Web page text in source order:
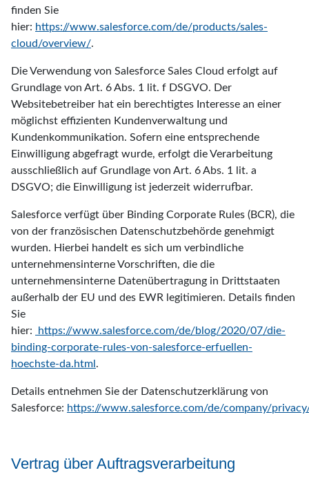
finden Sie
hier: https://www.salesforce.com/de/products/sales-
cloud/overview/.
Die Verwendung von Salesforce Sales Cloud erfolgt auf
Grundlage von Art. 6 Abs. 1 lit. f DSGVO. Der
Websitebetreiber hat ein berechtigtes Interesse an einer
möglichst effizienten Kundenverwaltung und
Kundenkommunikation. Sofern eine entsprechende
Einwilligung abgefragt wurde, erfolgt die Verarbeitung
ausschließlich auf Grundlage von Art. 6 Abs. 1 lit. a
DSGVO; die Einwilligung ist jederzeit widerrufbar.
Salesforce verfügt über Binding Corporate Rules (BCR), die
von der französischen Datenschutzbehörde genehmigt
wurden. Hierbei handelt es sich um verbindliche
unternehmensinterne Vorschriften, die die
unternehmensinterne Datenübertragung in Drittstaaten
außerhalb der EU und des EWR legitimieren. Details finden
Sie
hier:
https://www.salesforce.com/de/blog/2020/07/die-
binding-corporate-rules-von-salesforce-erfuellen-
hoechste-da.html .
Details entnehmen Sie der Datenschutzerklärung von
Salesforce: https://www.salesforce.com/de/company/
Vertrag über Auftragsverarbeitung